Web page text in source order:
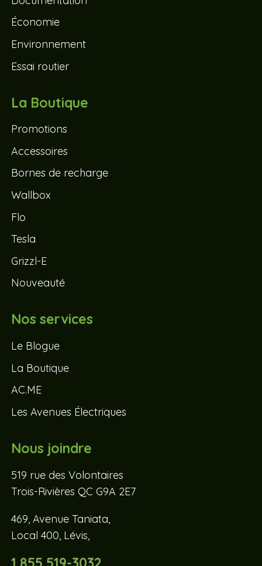
Économie
Environnement
Essai routier
La Boutique
Promotions
Accessoires
Bornes de recharge
Wallbox
Flo
Tesla
Grizzl-E
Nouveauté
Nos services
Le Blogue
La Boutique
AC.ME
Les Avenues Électriques
Nous joindre
519 rue des Volontaires
Trois-Rivières QC G9A 2E7
469, Avenue Taniata,
Local 400, Lévis,